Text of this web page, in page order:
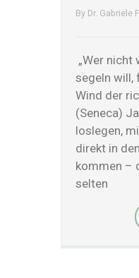
By Dr. Gabriele
„Wer nicht
segeln will,
Wind der
(Seneca)
loslegen,
direkt in
kommen –
selten